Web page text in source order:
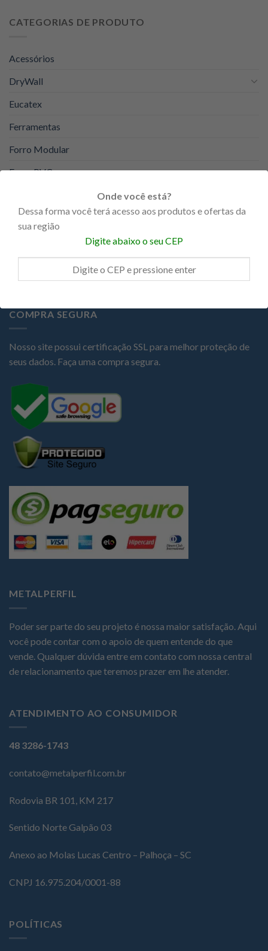
era:
é:
CATEGORIAS DE PRODUTO
Acessórios
DryWall
Eucatex
Ferramentas
Forro Modular
Forro PVC
Portas
COMPRA SEGURA
Nosso site possui certificação SSL para melhor proteção de
seus dados. Faça uma compra segura.
METALPERFIL
Poder ser parte do seu projeto é nossa maior satisfação. Aqui
você pode contar com o apoio de quem entende do que
vende. Qualquer dúvida entre em contato com nossa central
de relacionamento que teremos prazer em lhe atender.
ATENDIMENTO AO CONSUMIDOR
48 3286-1743
contato@metalperfil.com.br
Rodovia BR 101, KM 217
Sentido Norte Galpão 03
Anexo ao Molas Lucas Centro – Palhoça – SC
CNPJ 16.975.204/0001-88
POLÍTICAS
Onde você está?
Dessa forma você terá acesso aos produtos e ofertas da
sua região
Digite abaixo o seu CEP